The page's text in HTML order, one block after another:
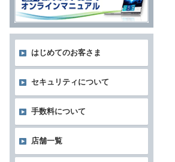
はじめてのお客さま
セキュリティについて
手数料について
店舗一覧